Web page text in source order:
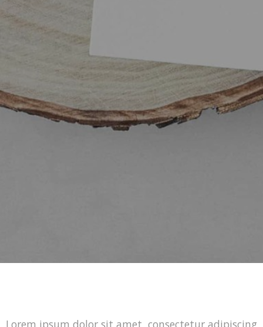
Lorem ipsum dolor sit amet, consectetur adipiscing